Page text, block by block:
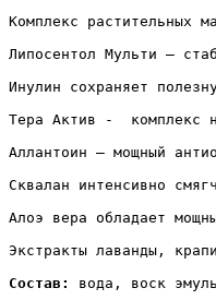
Комплекс растительных
Липосентол Мульти –
Инулин сохраняет
Тера Актив -  комплекс
Аллантоин – мощный
Сквалан интенсивно
Алоэ вера обладает
Экстракты лаванды,
Состав:
вода, воск